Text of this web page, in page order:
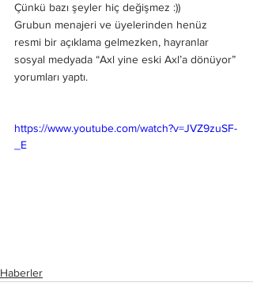
Çünkü bazı şeyler hiç değişmez :))
Grubun menajeri ve üyelerinden henüz
resmi bir açıklama gelmezken, hayranlar
sosyal medyada “Axl yine eski Axl’a dönüyor”
yorumları yaptı.
https://www.youtube.com/watch?v=JVZ9zuSF-
_E
Haberler